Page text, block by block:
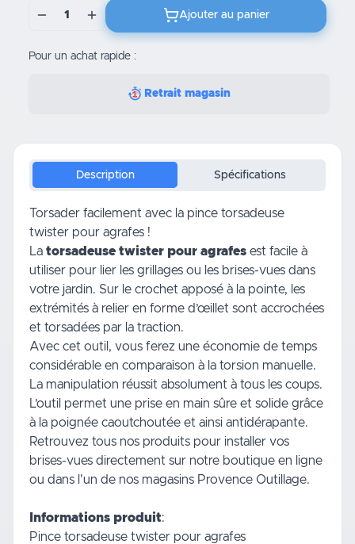
1 Ajouter au panier
Pour un achat rapide :
Retrait magasin
Description Spécifications
Torsader facilement avec la pince torsadeuse
twister pour agrafes !
La torsadeuse twister pour agrafes est facile à
utiliser pour lier les grillages ou les brises-vues dans
votre jardin. Sur le crochet apposé à la pointe, les
extrémités à relier en forme d’œillet sont accrochées
et torsadées par la traction.
Avec cet outil, vous ferez une économie de temps
considérable en comparaison à la torsion manuelle.
La manipulation réussit absolument à tous les coups.
L’outil permet une prise en main sûre et solide grâce
à la poignée caoutchoutée et ainsi antidérapante.
Retrouvez tous nos produits pour installer vos
brises-vues directement sur notre boutique en ligne
ou dans l'un de nos magasins Provence Outillage.
Informations produit:
Pince torsadeuse twister pour agrafes